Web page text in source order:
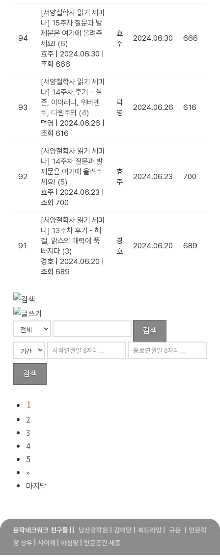
94
[서양철학사 읽기 세미
나] 15주차 질문과 발
제문은 여기에 올려주
세요! (6)
효주 | 2024.06.30 |
조회 666
효
주
2024.06.30 666
93
[서양철학사 읽기 세미
나] 14주차 후기 - 실
존, 아이러니, 위버멘
쉬, 다윈주의 (4)
덕영 | 2024.06.26 |
조회 616
덕
영
2024.06.26 616
92
[서양철학사 읽기 세미
나] 14주차 질문과 발
제문은 여기에 올려주
세요! (5)
효주 | 2024.06.23 |
조회 700
효
주
2024.06.23 700
91
[서양철학사 읽기 세미
나] 13주차 후기 - 헤
겔, 맑스의 매력에 푹
빠지다 (3)
경호 | 2024.06.20 |
조회 689
경
호
2024.06.20 689
검색
검색
1
2
3
4
5
»
마지막
문탁네크워크 친구들 남산강학원 감이당 북드라망| 규문 |인문학
당 상우
사이재 하심당| 인문공간 세종